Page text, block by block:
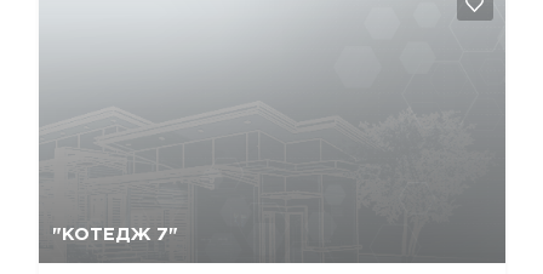
"КОТЕДЖ 7"